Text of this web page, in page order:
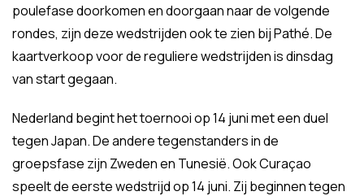
poulefase doorkomen en doorgaan naar de volgende
rondes, zijn deze wedstrijden ook te zien bij Pathé. De
kaartverkoop voor de reguliere wedstrijden is dinsdag
van start gegaan.
Nederland begint het toernooi op 14 juni met een duel
tegen Japan. De andere tegenstanders in de
groepsfase zijn Zweden en Tunesië. Ook Curaçao
speelt de eerste wedstrijd op 14 juni. Zij beginnen tegen